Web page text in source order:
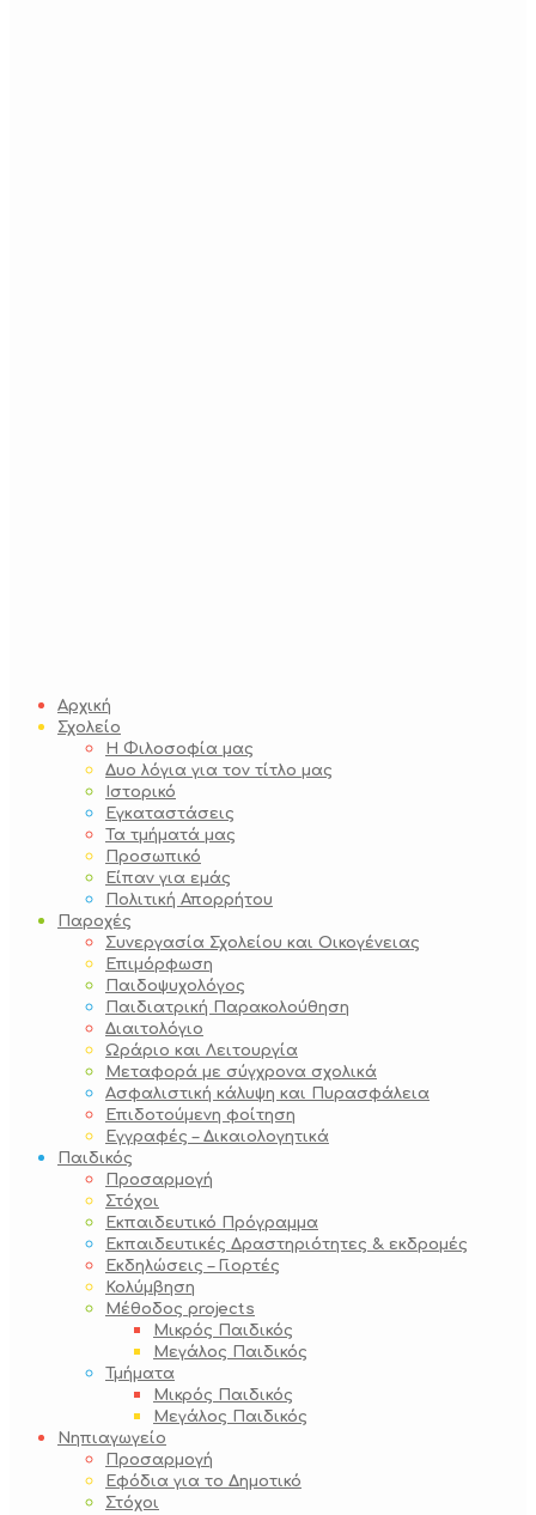
Αρχική
Σχολείο
Η Φιλοσοφία μας
Δυο λόγια για τον τίτλο μας
Ιστορικό
Εγκαταστάσεις
Τα τμήματά μας
Προσωπικό
Είπαν για εμάς
Πολιτική Απορρήτου
Παροχές
Συνεργασία Σχολείου και Οικογένειας
Επιμόρφωση
Παιδοψυχολόγος
Παιδιατρική Παρακολούθηση
Διαιτολόγιο
Ωράριο και Λειτουργία
Μεταφορά με σύγχρονα σχολικά
Ασφαλιστική κάλυψη και Πυρασφάλεια
Επιδοτούμενη φοίτηση
Εγγραφές – Δικαιολογητικά
Παιδικός
Προσαρμογή
Στόχοι
Εκπαιδευτικό Πρόγραμμα
Εκπαιδευτικές Δραστηριότητες & εκδρομές
Εκδηλώσεις – Γιορτές
Κολύμβηση
Μέθοδος projects
Μικρός Παιδικός
Μεγάλος Παιδικός
Τμήματα
Μικρός Παιδικός
Μεγάλος Παιδικός
Νηπιαγωγείο
Προσαρμογή
Εφόδια για το Δημοτικό
Στόχοι